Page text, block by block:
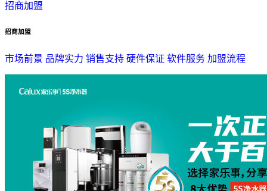
招商加盟
招商加盟
市场前景 品牌实力 销售支持 硬件保证 软件服务 加盟流程